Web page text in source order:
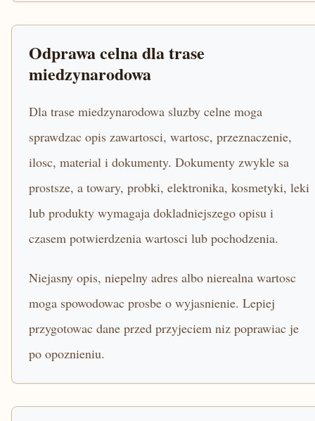
Odprawa celna dla trase
miedzynarodowa
Dla trase miedzynarodowa sluzby celne moga
sprawdzac opis zawartosci, wartosc, przeznaczenie,
ilosc, material i dokumenty. Dokumenty zwykle sa
prostsze, a towary, probki, elektronika, kosmetyki, leki
lub produkty wymagaja dokladniejszego opisu i
czasem potwierdzenia wartosci lub pochodzenia.
Niejasny opis, niepelny adres albo nierealna wartosc
moga spowodowac prosbe o wyjasnienie. Lepiej
przygotowac dane przed przyjeciem niz poprawiac je
po opoznieniu.